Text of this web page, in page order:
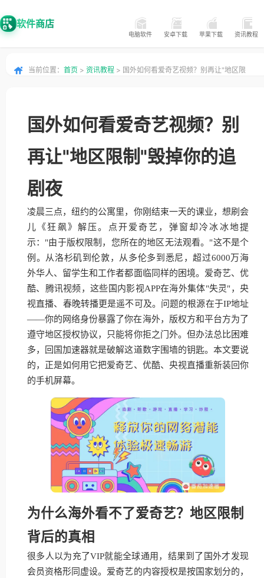
软件商店
电脑软件 安卓下载 苹果下载 资讯教程
当前位置： 首页 > 资讯教程 > 国外如何看爱奇艺视频？别再让"地区限
国外如何看爱奇艺视频？别
再让"地区限制"毁掉你的追
剧夜
凌晨三点，纽约的公寓里，你刚结束一天的课业，想刷会
儿《狂飙》解压。点开爱奇艺，弹窗却冷冰冰地提
示："由于版权限制，您所在的地区无法观看。"这不是个
例。从洛杉矶到伦敦，从多伦多到悉尼，超过6000万海
外华人、留学生和工作者都面临同样的困境。爱奇艺、优
酷、腾讯视频，这些国内影视APP在海外集体"失灵"，央
视直播、春晚转播更是遥不可及。问题的根源在于IP地址
——你的网络身份暴露了你在海外，版权方和平台方为了
遵守地区授权协议，只能将你拒之门外。但办法总比困难
多，回国加速器就是破解这道数字围墙的钥匙。本文要说
的，正是如何用它把爱奇艺、优酷、央视直播重新装回你
的手机屏幕。
为什么海外看不了爱奇艺？地区限制
背后的真相
很多人以为充了VIP就能全球通用，结果到了国外才发现
会员资格形同虚设。爱奇艺的内容授权是按国家划分的，